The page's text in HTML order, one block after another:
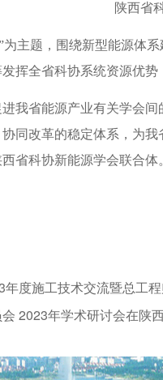
陕西省
为主题，围绕新型能源体
挥全省科协系统资源优
我省能源产业有关学会
同改革的稳定体系，为
省科协新能源学会联合体
度施工技术交流暨总工
2023年学术研讨会在陕